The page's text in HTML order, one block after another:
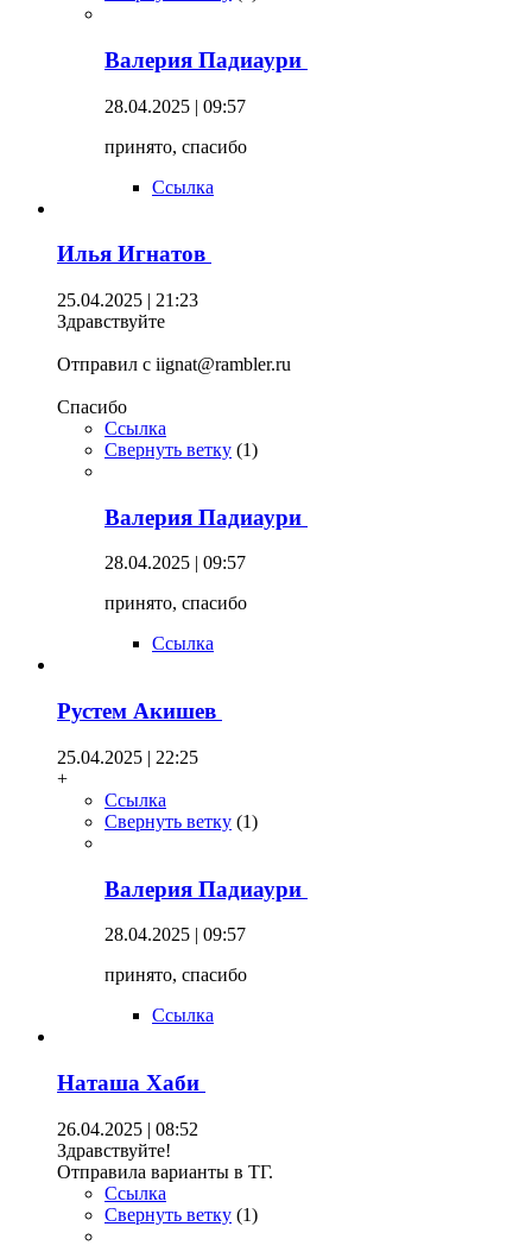
Валерия Падиаури
28.04.2025 | 09:57
принято, спасибо
Ссылка
Илья Игнатов
25.04.2025 | 21:23
Здравствуйте
Отправил с iignat@rambler.ru
Спасибо
Ссылка
Свернуть ветку (1)
Валерия Падиаури
28.04.2025 | 09:57
принято, спасибо
Ссылка
Рустем Акишев
25.04.2025 | 22:25
+
Ссылка
Свернуть ветку (1)
Валерия Падиаури
28.04.2025 | 09:57
принято, спасибо
Ссылка
Наташа Хаби
26.04.2025 | 08:52
Здравствуйте!
Отправила варианты в ТГ.
Ссылка
Свернуть ветку (1)